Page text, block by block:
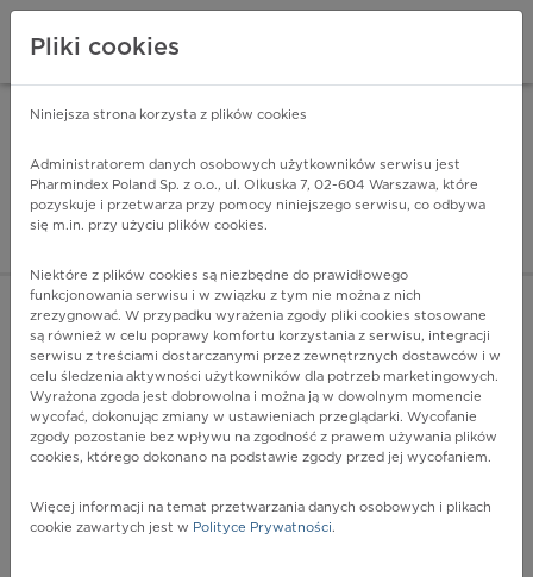
Pharmindex - lider
ZALOGUJ SIĘ
POKAŻ FILTRY
Pharmindex
Pliki cookies
Niniejsza strona korzysta z plików cookies
Administratorem danych osobowych użytkowników serwisu jest
Pharmindex Poland Sp. z o.o., ul. Olkuska 7, 02-604 Warszawa, które
pozyskuje i przetwarza przy pomocy niniejszego serwisu, co odbywa
się m.in. przy użyciu plików cookies.
Niektóre z plików cookies są niezbędne do prawidłowego
funkcjonowania serwisu i w związku z tym nie można z nich
zrezygnować. W przypadku wyrażenia zgody pliki cookies stosowane
są również w celu poprawy komfortu korzystania z serwisu, integracji
serwisu z treściami dostarczanymi przez zewnętrznych dostawców i w
celu śledzenia aktywności użytkowników dla potrzeb marketingowych.
Wyrażona zgoda jest dobrowolna i można ją w dowolnym momencie
wycofać, dokonując zmiany w ustawieniach przeglądarki. Wycofanie
zgody pozostanie bez wpływu na zgodność z prawem używania plików
cookies, którego dokonano na podstawie zgody przed jej wycofaniem.
Więcej informacji na temat przetwarzania danych osobowych i plikach
cookie zawartych jest w Polityce Prywatności.
ZA DARMO - w Google Play INSTALUJ